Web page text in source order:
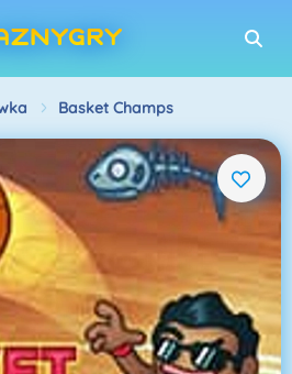
Basket Champs